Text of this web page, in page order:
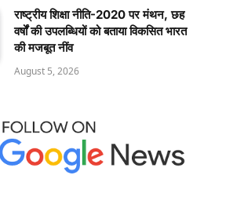
राष्ट्रीय शिक्षा नीति-2020 पर मंथन, छह
वर्षों की उपलब्धियों को बताया विकसित भारत
की मजबूत नींव
August 5, 2026